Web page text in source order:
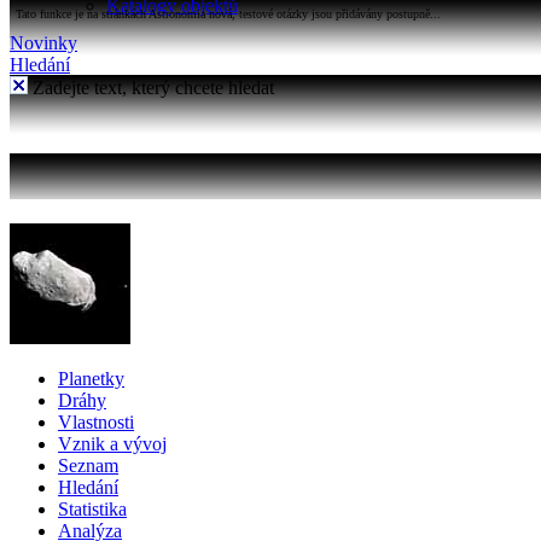
Katalogy objektů
Tato funkce je na stránkách Astronomia nová, testové otázky jsou přidávány postupně...
Novinky
Hledání
Zadejte text, který chcete hledat
Planetky
Dráhy
Vlastnosti
Vznik a vývoj
Seznam
Hledání
Statistika
Analýza